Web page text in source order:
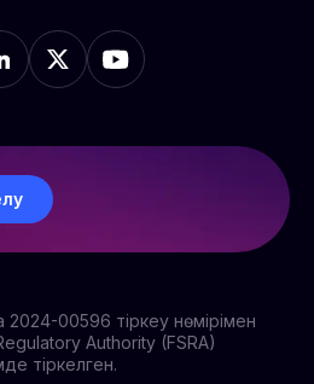
00596 тіркеу нөмірімен
Authority (FSRA)
тіркелген.